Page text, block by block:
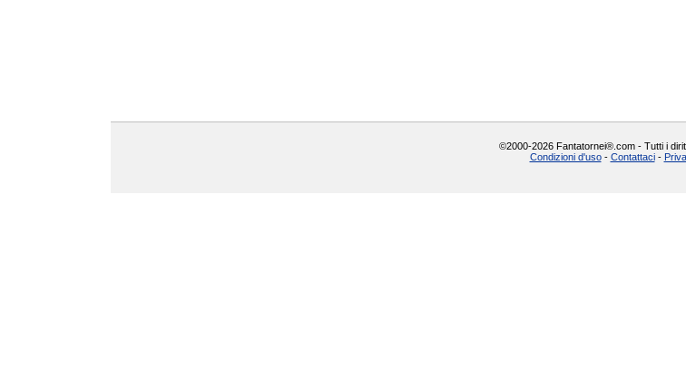
©2000-2026 Fantatornei®.com - Tutti i
Condizioni d'uso- Contattaci-